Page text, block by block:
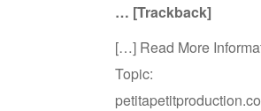
… [Trackback]
[…] Read More
Topic: